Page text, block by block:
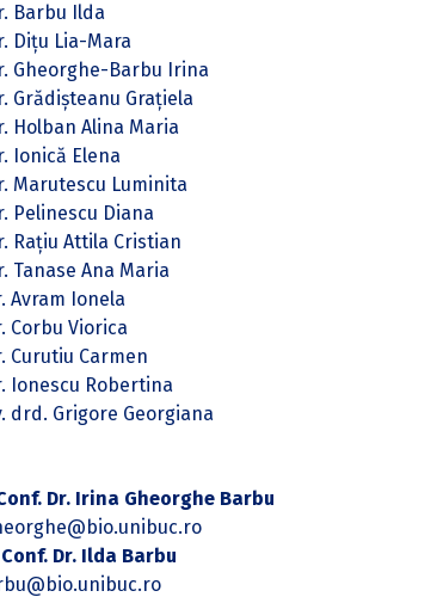
Barbu Ilda
Dițu Lia-Mara
Gheorghe-Barbu Irina
Grădișteanu Grațiela
Holban Alina Maria
Ionică Elena
Marutescu Luminita
Pelinescu Diana
Rațiu Attila Cristian
Tanase Ana Maria
Avram Ionela
Corbu Viorica
Curutiu Carmen
Ionescu Robertina
drd. Grigore Georgiana
Dr. Irina Gheorghe Barbu
Dr. Ilda Barbu